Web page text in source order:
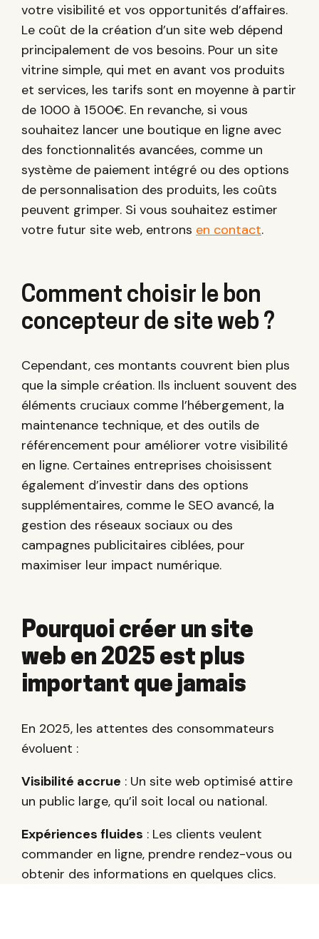
votre visibilité et vos opportunités d’affaires.
Le coût de la création d’un site web dépend
principalement de vos besoins. Pour un site
vitrine simple, qui met en avant vos produits
et services, les tarifs sont en moyenne à partir
de 1000 à 1500€. En revanche, si vous
souhaitez lancer une boutique en ligne avec
des fonctionnalités avancées, comme un
système de paiement intégré ou des options
de personnalisation des produits, les coûts
peuvent grimper. Si vous souhaitez estimer
votre futur site web, entrons en contact.
Comment choisir le bon
concepteur de site web ?
Cependant, ces montants couvrent bien plus
que la simple création. Ils incluent souvent des
éléments cruciaux comme l’hébergement, la
maintenance technique, et des outils de
référencement pour améliorer votre visibilité
en ligne. Certaines entreprises choisissent
également d’investir dans des options
supplémentaires, comme le SEO avancé, la
gestion des réseaux sociaux ou des
campagnes publicitaires ciblées, pour
maximiser leur impact numérique.
Pourquoi créer un site
web en 2025 est plus
important que jamais
En 2025, les attentes des consommateurs
évoluent :
Visibilité accrue : Un site web optimisé attire
un public large, qu’il soit local ou national.
Expériences fluides : Les clients veulent
commander en ligne, prendre rendez-vous ou
obtenir des informations en quelques clics.